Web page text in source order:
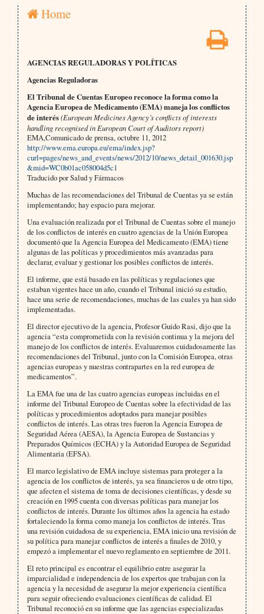
Home
AGENCIAS REGULADORAS Y POLÍTICAS
Agencias Reguladoras
El Tribunal de Cuentas Europeo reconoce la forma como la
Agencia Europea de Medicamento (EMA) maneja los conflictos
de interés(European Medicines Agency’s conflicts of interests
handling recognised in European Court of Auditors report)
EMA,Comunicado de prensa, octubre 11, 2012
http://www.ema.europa.eu/ema/index.jsp?
curl=pages/news_and_events/news/2012/10/news_detail_001630.jsp
&mid=WC0b01ac058004d5c1
Traducido por Salud y Fármacos
Muchas de las recomendaciones del Tribunal de Cuentas ya se están
implementando; hay espacio para mejorar.
Una evaluación realizada por el Tribunal de Cuentas sobre el manejo
de los conflictos de interés en cuatro agencias de la Unión Europea
documentó que la Agencia Europea del Medicamento (EMA) tiene
algunas de las políticas y procedimientos más avanzadas para
declarar, evaluar y gestionar los posibles conflictos de interés.
El informe, que está basado en las políticas y regulaciones que
estaban vigentes hace un año, cuando el Tribunal inició su estudio,
hace una serie de recomendaciones, muchas de las cuales ya han sido
implementadas.
El director ejecutivo de la agencia, Profesor Guido Rasi, dijo que la
agencia “esta comprometida con la revisión continua y la mejora del
manejo de los conflictos de interés. Evaluaremos cuidadosamente las
recomendaciones del Tribunal, junto con la Comisión Europea, otras
agencias europeas y nuestras contrapartes en la red europea de
medicamentos”.
La EMA fue una de las cuatro agencias europeas incluidas en el
informe del Tribunal Europeo de Cuentas sobre la efectividad de las
políticas y procedimientos adoptados para manejar posibles
conflictos de interés. Las otras tres fueron la Agencia Europea de
Seguridad Aérea (AESA), la Agencia Europea de Sustancias y
Preparados Químicos (ECHA) y la Autoridad Europea de Seguridad
Alimentaria (EFSA).
El marco legislativo de EMA incluye sistemas para proteger a la
agencia de los conflictos de interés, ya sea financieros u de otro tipo,
que afecten el sistema de toma de decisiones científicas, y desde su
creación en 1995 cuenta con diversas políticas para manejar los
conflictos de interés. Durante los últimos años la agencia ha estado
fortaleciendo la forma como maneja los conflictos de interés. Tras
una revisión cuidadosa de su experiencia, EMA inicio una revisión de
su política para manejar conflictos de interés a finales de 2010, y
empezó a implementar el nuevo reglamento en septiembre de 2011.
El reto principal es encontrar el equilibrio entre asegurar la
imparcialidad e independencia de los expertos que trabajan con la
agencia y la necesidad de asegurar la mejor experiencia científica
para seguir ofreciendo evaluaciones científicas de calidad. El
Tribunal reconoció en su informe que las agencias especializadas